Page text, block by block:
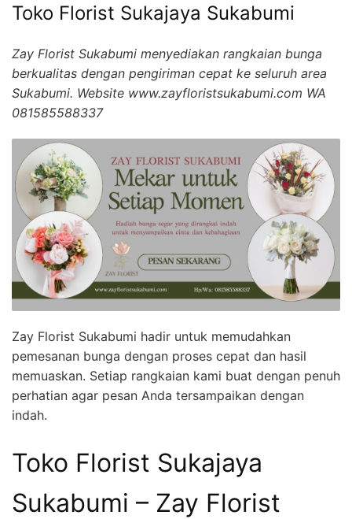
Toko Florist Sukajaya Sukabumi
Zay Florist Sukabumi menyediakan rangkaian bunga
berkualitas dengan pengiriman cepat ke seluruh area
Sukabumi. Website www.zayfloristsukabumi.com WA
081585588337
Zay Florist Sukabumi hadir untuk memudahkan
pemesanan bunga dengan proses cepat dan hasil
memuaskan. Setiap rangkaian kami buat dengan penuh
perhatian agar pesan Anda tersampaikan dengan
indah.
Toko Florist Sukajaya
Sukabumi – Zay Florist